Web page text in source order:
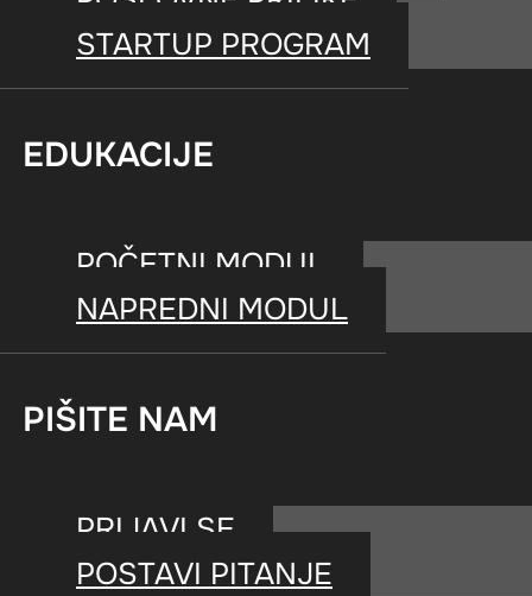
STARTUP PROGRAM
EDUKACIJE
POČETNI MODUL
NAPREDNI MODUL
PIŠITE NAM
PRIJAVI SE
POSTAVI PITANJE
Globalni fitnes izveštaj